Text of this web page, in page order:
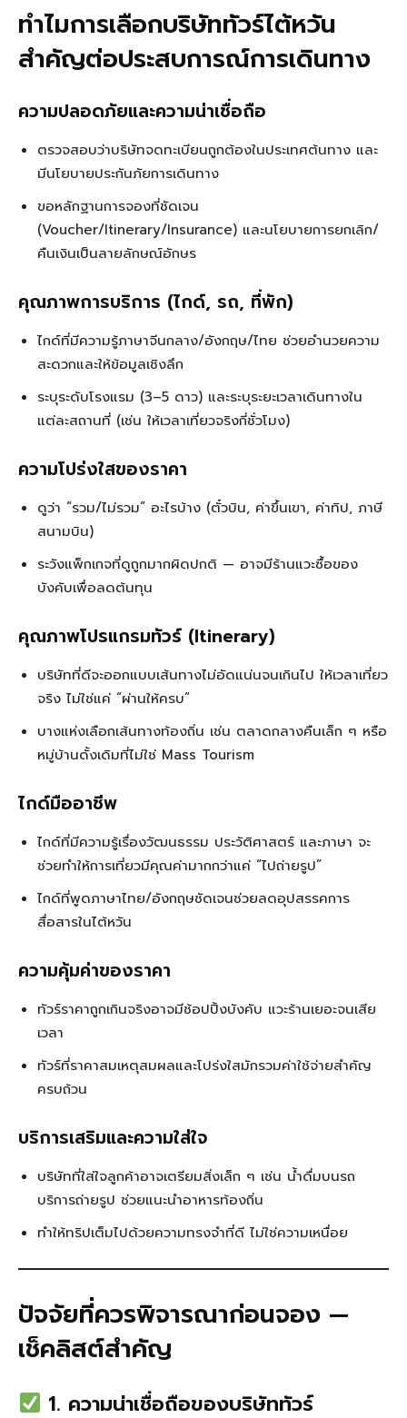
ทำไมการเลือกบริษัททัวร์ไต้หวัน
สำคัญต่อประสบการณ์การเดินทาง
ความปลอดภัยและความน่าเชื่อถือ
ตรวจสอบว่าบริษัทจดทะเบียนถูกต้องในประเทศต้นทาง และ
มีนโยบายประกันภัยการเดินทาง
ขอหลักฐานการจองที่ชัดเจน
(Voucher/Itinerary/Insurance) และนโยบายการยกเลิก/
คืนเงินเป็นลายลักษณ์อักษร
คุณภาพการบริการ (ไกด์, รถ, ที่พัก)
ไกด์ที่มีความรู้ภาษาจีนกลาง/อังกฤษ/ไทย ช่วยอำนวยความ
สะดวกและให้ข้อมูลเชิงลึก
ระบุระดับโรงแรม (3–5 ดาว) และระบุระยะเวลาเดินทางใน
แต่ละสถานที่ (เช่น ให้เวลาเที่ยวจริงกี่ชั่วโมง)
ความโปร่งใสของราคา
ดูว่า “รวม/ไม่รวม” อะไรบ้าง (ตั๋วบิน, ค่าขึ้นเขา, ค่าทิป, ภาษี
สนามบิน)
ระวังแพ็กเกจที่ดูถูกมากผิดปกติ — อาจมีร้านแวะซื้อของ
บังคับเพื่อลดต้นทุน
คุณภาพโปรแกรมทัวร์ (Itinerary)
บริษัทที่ดีจะออกแบบเส้นทางไม่อัดแน่นจนเกินไป ให้เวลาเที่ยว
จริง ไม่ใช่แค่ “ผ่านให้ครบ”
บางแห่งเลือกเส้นทางท้องถิ่น เช่น ตลาดกลางคืนเล็ก ๆ หรือ
หมู่บ้านดั้งเดิมที่ไม่ใช่ Mass Tourism
ไกด์มืออาชีพ
ไกด์ที่มีความรู้เรื่องวัฒนธรรม ประวัติศาสตร์ และภาษา จะ
ช่วยทำให้การเที่ยวมีคุณค่ามากกว่าแค่ “ไปถ่ายรูป”
ไกด์ที่พูดภาษาไทย/อังกฤษชัดเจนช่วยลดอุปสรรคการ
สื่อสารในไต้หวัน
ความคุ้มค่าของราคา
ทัวร์ราคาถูกเกินจริงอาจมีช้อปปิ้งบังคับ แวะร้านเยอะจนเสีย
เวลา
ทัวร์ที่ราคาสมเหตุสมผลและโปร่งใสมักรวมค่าใช้จ่ายสำคัญ
ครบถ้วน
บริการเสริมและความใส่ใจ
บริษัทที่ใส่ใจลูกค้าอาจเตรียมสิ่งเล็ก ๆ เช่น น้ำดื่มบนรถ
บริการถ่ายรูป ช่วยแนะนำอาหารท้องถิ่น
ทำให้ทริปเต็มไปด้วยความทรงจำที่ดี ไม่ใช่ความเหนื่อย
ปัจจัยที่ควรพิจารณาก่อนจอง —
เช็คลิสต์สำคัญ
1. ความน่าเชื่อถือของบริษัททัวร์